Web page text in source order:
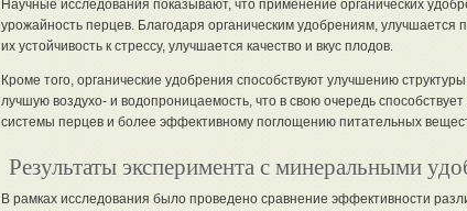
Научные исследования показывают, что применение органических
урожайность перцев. Благодаря органическим удобрениям, улучшается
их устойчивость к стрессу, улучшается качество и вкус плодов.
Кроме того, органические удобрения способствуют улучшению
лучшую воздухо- и водопроницаемость, что в свою очередь
системы перцев и более эффективному поглощению питательных
Результаты эксперимента с минеральными
В рамках исследования было проведено сравнение эффективности